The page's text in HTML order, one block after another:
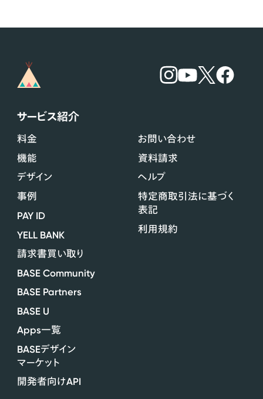
サービス紹介
料金
機能
デザイン
事例
PAY ID
YELL BANK
請求書買い取り
BASE Community
BASE Partners
BASE U
Apps一覧
BASEデザイン
マーケット
開発者向けAPI
お問い合わせ
資料請求
ヘルプ
特定商取引法に基づく
表記
利用規約